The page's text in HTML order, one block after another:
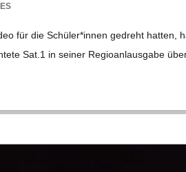
für die Schüler*innen gedreht hat­ten,
Sat.1 in sei­ner Regio­anlaus­gabe